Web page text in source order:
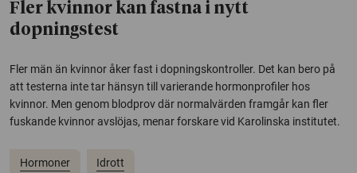
Fler kvinnor kan fastna i nytt
dopningstest
Fler män än kvinnor åker fast i dopningskontroller. Det kan bero på
att testerna inte tar hänsyn till varierande hormonprofiler hos
kvinnor. Men genom blodprov där normalvärden framgår kan fler
fuskande kvinnor avslöjas, menar forskare vid Karolinska institutet.
Hormoner Idrott